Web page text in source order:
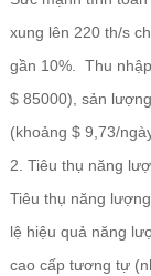
xung lên 220 th/s
gần 10%. Thu
$ 85000), sản
(khoảng $ 9,73/
2. Tiêu thụ năng
Tiêu thụ năng
lệ hiệu quả năng
cao cấp tương tự